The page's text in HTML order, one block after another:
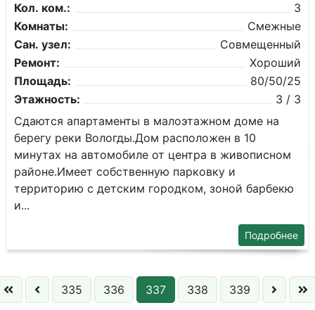
Кол. ком.:
3
Комнаты:
Смежные
Сан. узел:
Совмещенный
Ремонт:
Хороший
Площадь:
80/50/25
Этажность:
3 / 3
Сдаются апартаменты в малоэтажном доме на
берегу реки Вологды.Дом расположен в 10
минутах на автомобиле от центра в живописном
районе.Имеет собственную парковку и
территорию с детским городком, зоной барбекю
и...
Подробнее
335 336 337 338 339